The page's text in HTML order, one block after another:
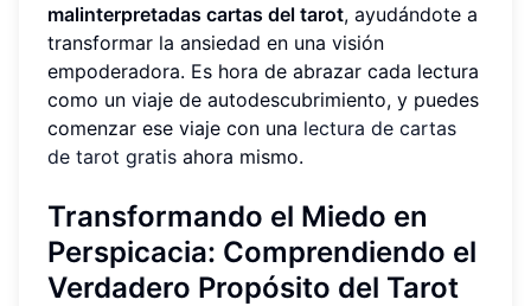
malinterpretadas cartas del tarot, ayudándote a
transformar la ansiedad en una visión
empoderadora. Es hora de abrazar cada lectura
como un viaje de autodescubrimiento, y puedes
comenzar ese viaje con una lectura de cartas
de tarot gratis ahora mismo.
Transformando el Miedo en
Perspicacia: Comprendiendo el
Verdadero Propósito del Tarot